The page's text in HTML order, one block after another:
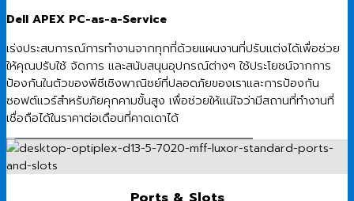
Dell APEX PC-as-a-Service
เร่งประสบการณ์การทำงานจากทุกที่ด้วยแผนงานที่ปรับแต่งได้เพื่อช่วย
ให้คุณปรับใช้ จัดการ และสนับสนุนอุปกรณ์ต่างๆ ใช้ประโยชน์จากการ
ป้องกันในตัวของพีซีเชิงพาณิชย์ที่ปลอดภัยของเราและการป้องกัน
ซอฟต์แวร์สำหรับภัยคุกคามขั้นสูง เพื่อช่วยให้แน่ใจว่ามีสถานที่ทำงานที่
เชื่อถือได้ในราคาต่อเดือนที่คาดเดาได้